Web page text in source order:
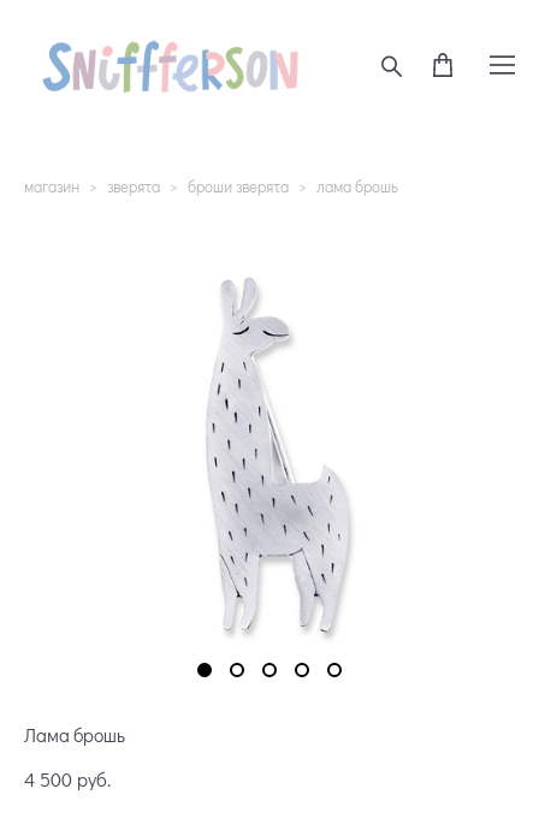
магазин > зверята > броши зверята > лама брошь
Лама брошь
4 500 pуб.